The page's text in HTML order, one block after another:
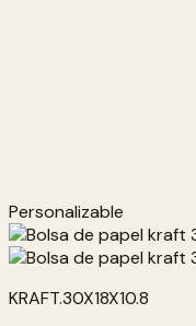
Personalizable
KRAFT.30X18X10.8